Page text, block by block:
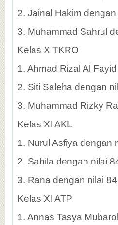
2. Jainal Hakim
3. Muhammad Sahrul
Kelas X TKRO
1. Ahmad Rizal Al
2. Siti Saleha dengan
3. Muhammad Rizky
Kelas XI AKL
1. Nurul Asfiya dengan
2. Sabila dengan nilai
3. Rana dengan nilai
Kelas XI ATP
1. Annas Tasya